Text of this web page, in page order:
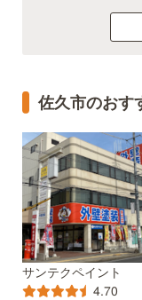
佐久市のおす
サンテクペイント
4.70